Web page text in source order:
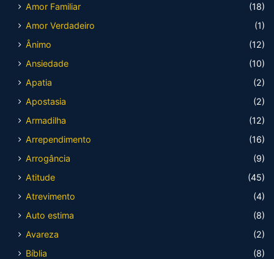
Amor Familiar
(18)
Amor Verdadeiro
(1)
Ânimo
(12)
Ansiedade
(10)
Apatia
(2)
Apostasia
(2)
Armadilha
(12)
Arrependimento
(16)
Arrogância
(9)
Atitude
(45)
Atrevimento
(4)
Auto estima
(8)
Avareza
(2)
Bíblia
(8)